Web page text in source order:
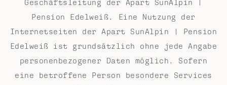
Geschäftsleitung der Apart SunAlpin |
Pension Edelweiß. Eine Nutzung der
Internetseiten der Apart SunAlpin | Pension
Edelweiß ist grundsätzlich ohne jede Angabe
personenbezogener Daten möglich. Sofern
eine betroffene Person besondere Services